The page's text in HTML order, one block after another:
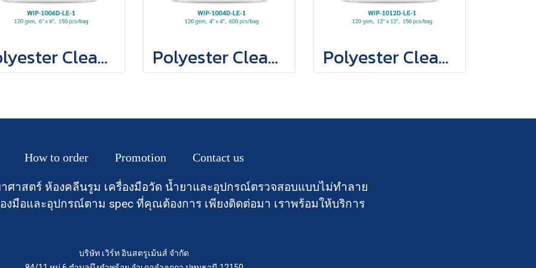
Polyester Cleanroom Wipers Polyester Cleanroom Wipers Polyester Cleanroom Wipers
How to order Promotion Contact us
าสตร์ ห้องคลีนรูม เครื่องมือวัด น้ำยาและอุปกรณ์ตรวจสอบแบบไม่ทำลาย
งมือและอุปกรณ์ตาม spec ที่คุณต้องการ เพียงติดต่อมา เราพร้อมให้บริการ
บริษัท เวิร์ท อินสตรูเม้นส์ จำกัด